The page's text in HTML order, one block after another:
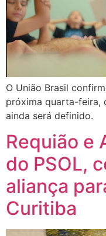
O União Brasil
próxima quarta-feira,
ainda será definido.
Requião e
do PSOL,
aliança
Curitiba